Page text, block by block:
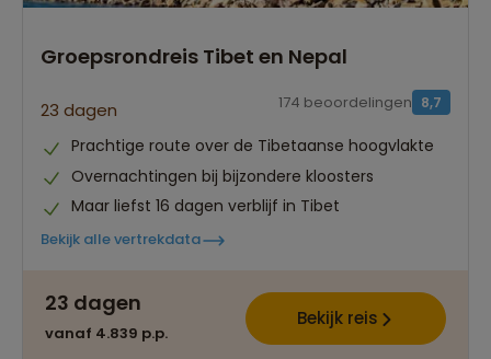
Groepsrondreis Tibet en Nepal
23 dagen 8,7
174 beoordelingen
Prachtige route over de Tibetaanse hoogvlakte
Overnachtingen bij bijzondere kloosters
Maar liefst 16 dagen verblijf in Tibet
Bekijk alle vertrekdata
23 dagen
vanaf 4.839 p.p.
Bekijk reis